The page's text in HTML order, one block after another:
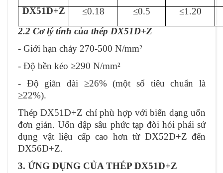
DX51D+Z
≤0.18 ≤0.5
≤1.20
2.2 Cơ lý tính của thép DX51D+Z
- Giới hạn chảy 270-500 N/mm²
- Độ bền kéo ≥290 N/mm²
- Độ giãn dài ≥26% (một số tiêu chuẩn là
≥22%).
‌Thép DX51D+Z chỉ phù hợp với biến dạng uốn
đơn giản. Uốn dập sâu phức tạp đòi hỏi phải sử
dụng vật liệu cấp cao hơn từ DX52D+Z đến
DX56D+Z.
3. ỨNG DỤNG CỦA THÉP DX51D+Z